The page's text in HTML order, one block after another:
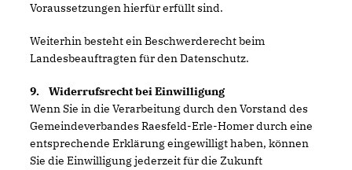
Voraussetzungen hierfür erfüllt sind.
Weiterhin besteht ein Beschwerderecht beim
Landesbeauftragten für den Datenschutz.
9. Widerrufsrecht bei Einwilligung
Wenn Sie in die Verarbeitung durch den Vorstand des
Gemeindeverbandes Raesfeld-Erle-Homer durch eine
entsprechende Erklärung eingewilligt haben, können
Sie die Einwilligung jederzeit für die Zukunft